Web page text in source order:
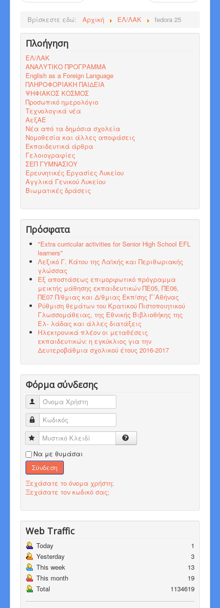
Βρίσκεστε εδώ: Αρχική ΕΛ/ΛΑΚ fedora 25
Πλοήγηση
ΕΛ/ΛΑΚ
ΑΝΑΛΥΤΙΚΟ ΠΡΟΓΡΑΜΜΑ
English as a Foreign Language
ΠΛΗΡΟΦΟΡΙΑΚΗ ΠΑΙΔΕΙΑ
ΨΗΦΙΑΚΟΣ ΚΟΣΜΟΣ
Προσωπικό ημερολόγιο
Τεχνολογικά νέα
ΑεξΑΕ
Νέα από τα δημόσια σχολεία
Νομοθεσία και άλλες αποφάσεις
Εκπαιδευτικά άρθρα
Γελοιογραφίες
ΣΕΠ ΓΥΜΝΑΣΙΟΥ
Ερευνητικές Εργασίες Λυκείου
Αγγλικά Γενικού Λυκείου
Βιωματικές δράσεις
Πρόσφατα
"Εxtra curricular activities for Senior High School EFL
learners"
Λεξικό Γ. Κάτου της Λαϊκής και Περιθωριακής
γλώσσας
Εξ αποστάσεως επιμορφωτικό πρόγραμμα
μεικτής μάθησης εκπαιδευτικών ΠΕ05, ΠΕ06,
ΠΕ07 Π/θμιας και Δ/θμιας Εκπ/σης Γ΄Αθήνας
Ρύθμιση θεμάτων του Κρατικού Πιστοποιητικού
Γλωσσομάθειας, της Εθνικής Βιβλιοθήκης της
Ελ- λάδας και άλλες διατάξεις
Ηλεκτρονικά πλέον οι μεταθέσεις
εκπαιδευτικών: η εγκύκλιος για την
Δευτεροβάθμια σχολικού έτους 2016-2017
Φόρμα σύνδεσης
Όνομα Χρήστη
Κωδικός
Μυστικό Κλειδί
Να με θυμάσαι
Σύνδεση
Ξεχάσατε το όνομα χρήστη;
Ξεχάσατε τον κωδικό σας;
Web Traffic
Today
1
Yesterday
3
This week
13
This month
19
Total
1134619